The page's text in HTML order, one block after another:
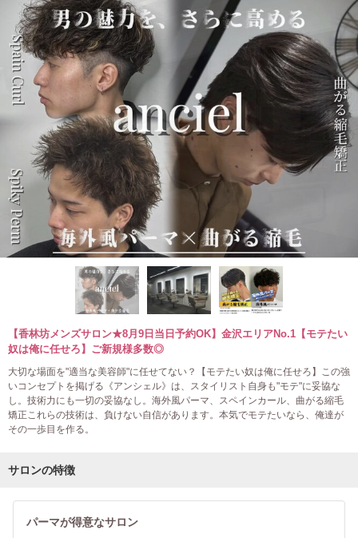
【香林坊メンズサロン★8月9日当日予約OK】金沢エリアNo.1【モテたい
奴は俺に任せろ】ご新規様多数◎
大切な場面を"適当な美容師"に任せてない？【モテたい奴は俺に任せろ】この強
いコンセプトを掲げる《アンシェル》は、スタイリスト自身も"モテ"に妥協な
し。技術力にも一切の妥協なし。海外風パーマ、スペインカール、曲がる縮毛
矯正これらの技術は、負けない自信があります。本気でモテたいなら、俺達が
その一歩目を作る。
サロンの特徴
パーマが得意なサロン